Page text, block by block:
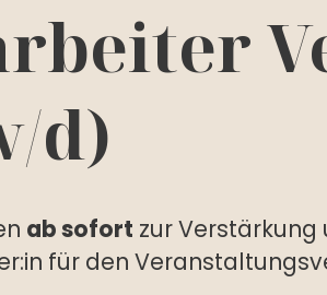
d)
ab sofort zur
für den